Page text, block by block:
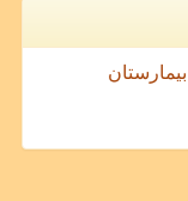
بیمارستان